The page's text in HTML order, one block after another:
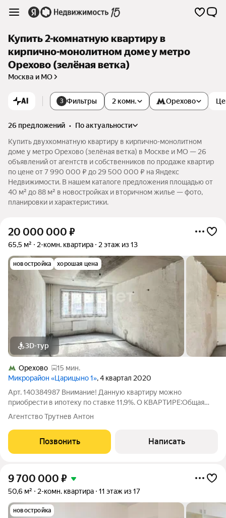
Купить 2-комнатную квартиру в
кирпично-монолитном доме у метро
Орехово (зелёная ветка)
Москва и МО
AI 3 Фильтры 2 комн. Орехово
26 предложений •
по актуальности
Купить двухкомнатную квартиру в кирпично-монолитном
доме у метро Орехово (зелёная ветка) в Москве и МО — 26
объявлений от агентств и собственников по продаже квартир
по цене от 7 990 000 ₽ до 29 500 000 ₽ на Яндекс
Недвижимости. В нашем каталоге предложения площадью от
40 м² до 88 м² в новостройках и вторичном жилье — фото,
планировки и характеристики.
20 000 000 ₽
65,5 м² 2-комн. квартира 2 этаж из 13
новостройка хорошая цена
3D-тур
Орехово
15 мин.
Микрорайон «Царицыно 1», 4 квартал 2020
Арт. 140384987 Внимание! Данную квартиру можно
приобрести в ипотеку по ставке 11,9%. О КВАРТИРЕ:Общая
площадь 65,45 м Жилая площадь 34,73 м Гостиная 18,13 м
Спальня 16,6 м Кухня 11,93 м Прихожая 10,5 м Балкон 3,84 м
Высота потолка 2,7 м Санузел
Агентство Трутнев Антон
Позвонить Написать
9 700 000 ₽
50,6 м² 2-комн. квартира 11 этаж из 17
новостройка